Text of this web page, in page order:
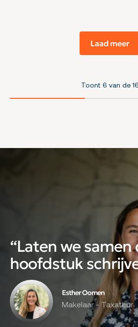
Laad meer
Toont 6 van de 16
“Laten we samen
hoofdstuk
Esther Oomen
Makelaar - Taxateur